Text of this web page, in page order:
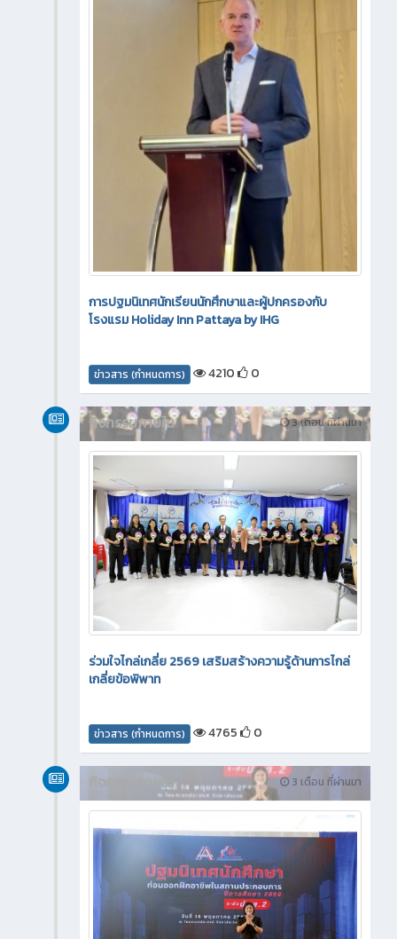
การปฐมนิเทศนักเรียนนักศึกษาและผู้ปกครองกับ
โรงแรม Holiday Inn Pattaya by IHG
ข่าวสาร (กำหนดการ) 4210 0
3 เดือน ที่ผ่านมา
กิจกรรมภายใน
ร่วมใจไกล่เกลี่ย 2569 เสริมสร้างความรู้ด้านการไกล่
เกลี่ยข้อพิพาท
ข่าวสาร (กำหนดการ) 4765 0
3 เดือน ที่ผ่านมา
กิจกรรมภายใน